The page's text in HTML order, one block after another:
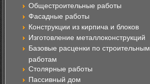
Общестроительные работы
Фасадные работы
Конструкции из кирпича и блоков
Изготовление металлоконструкций
Базовые расценки по строительным
работам
Столярные работы
Пассивный дом